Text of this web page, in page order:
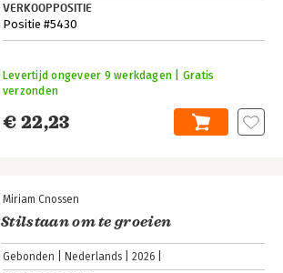
VERKOOPPOSITIE
Positie #5430
€ 22,23
Levertijd ongeveer 9 werkdagen | Gratis
verzonden
Miriam Cnossen
Stilstaan om te groeien
Gebonden Nederlands 2026